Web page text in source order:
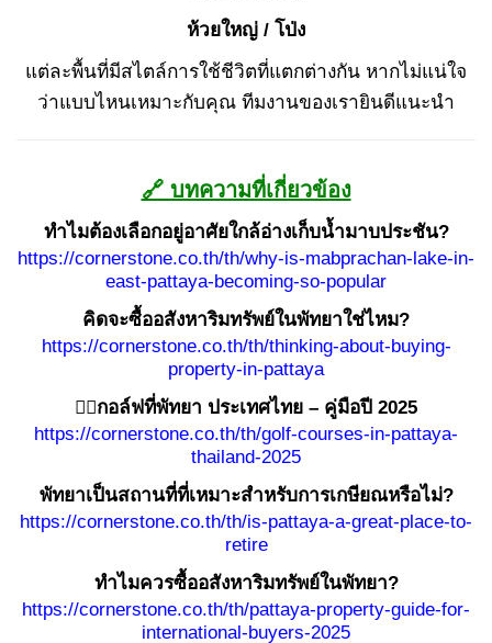
ห้วยใหญ่ / โป่ง
แต่ละพื้นที่มีสไตล์การใช้ชีวิตที่แตกต่างกัน หากไม่แน่ใจ
ว่าแบบไหนเหมาะกับคุณ ทีมงานของเรายินดีแนะนำ
🔗 บทความที่เกี่ยวข้อง
ทำไมต้องเลือกอยู่อาศัยใกล้อ่างเก็บน้ำมาบประชัน?
https://cornerstone.co.th/th/why-is-mabprachan-lake-in-
east-pattaya-becoming-so-popular
คิดจะซื้ออสังหาริมทรัพย์ในพัทยาใช่ไหม?
https://cornerstone.co.th/th/thinking-about-buying-
property-in-pattaya
🏌️‍♂️กอล์ฟที่พัทยา ประเทศไทย – คู่มือปี 2025
https://cornerstone.co.th/th/golf-courses-in-pattaya-
thailand-2025
พัทยาเป็นสถานที่ที่เหมาะสำหรับการเกษียณหรือไม่?
https://cornerstone.co.th/th/is-pattaya-a-great-place-to-
retire
ทำไมควรซื้ออสังหาริมทรัพย์ในพัทยา?
https://cornerstone.co.th/th/pattaya-property-guide-for-
international-buyers-2025